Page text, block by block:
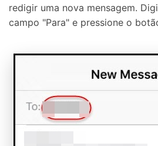
redigir uma nova mensagem.
campo "Para" e pressione o